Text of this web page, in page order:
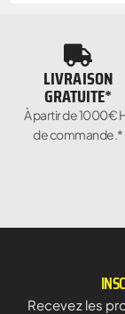
LIVRAISON
GRATUITE*
À partir de 1000€
de commande.*
Recevez les